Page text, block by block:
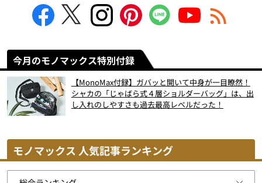
今月のモノマックス特別付録
【MonoMax付録】ガバッと開いて中身が一目瞭然！
シャカの「じゃばら式４層ショルダーバッグ」は、出
し入れのしやすさも過去最高レベルだった！
モノマックス 人気記事ランキング